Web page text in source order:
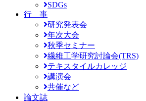
SDGs
行 事
研究発表会
年次大会
秋季セミナー
繊維工学研究討論会(TRS)
テキスタイルカレッジ
講演会
共催など
論文誌